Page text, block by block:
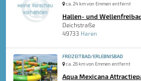
ca. 24 km von Emmen entfernt
Hallen- und
Deichstraße
49733 Haren
FREIZEITBAD/ERLEBNISBAD
ca. 26 km von Emmen entfernt
Aqua Mexicana